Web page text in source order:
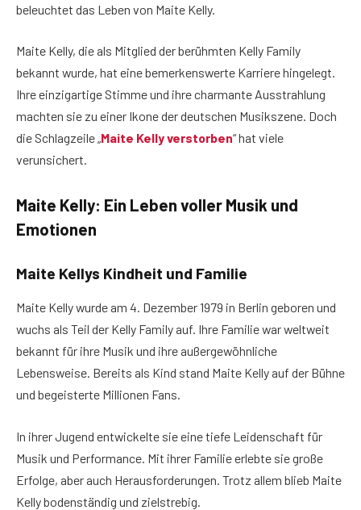
beleuchtet das Leben von Maite Kelly.
Maite Kelly, die als Mitglied der berühmten Kelly Family
bekannt wurde, hat eine bemerkenswerte Karriere hingelegt.
Ihre einzigartige Stimme und ihre charmante Ausstrahlung
machten sie zu einer Ikone der deutschen Musikszene. Doch
die Schlagzeile „Maite Kelly verstorben“ hat viele
verunsichert.
Maite Kelly: Ein Leben voller Musik und
Emotionen
Maite Kellys Kindheit und Familie
Maite Kelly wurde am 4. Dezember 1979 in Berlin geboren und
wuchs als Teil der Kelly Family auf. Ihre Familie war weltweit
bekannt für ihre Musik und ihre außergewöhnliche
Lebensweise. Bereits als Kind stand Maite Kelly auf der Bühne
und begeisterte Millionen Fans.
In ihrer Jugend entwickelte sie eine tiefe Leidenschaft für
Musik und Performance. Mit ihrer Familie erlebte sie große
Erfolge, aber auch Herausforderungen. Trotz allem blieb Maite
Kelly bodenständig und zielstrebig.